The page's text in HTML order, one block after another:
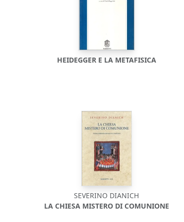
HEIDEGGER E LA METAFISICA
SEVERINO DIANICH
LA CHIESA MISTERO DI COMUNIONE